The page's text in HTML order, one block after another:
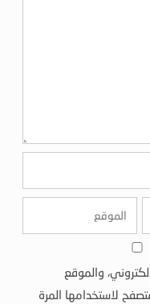
والموقع
لاستخدامها المرة